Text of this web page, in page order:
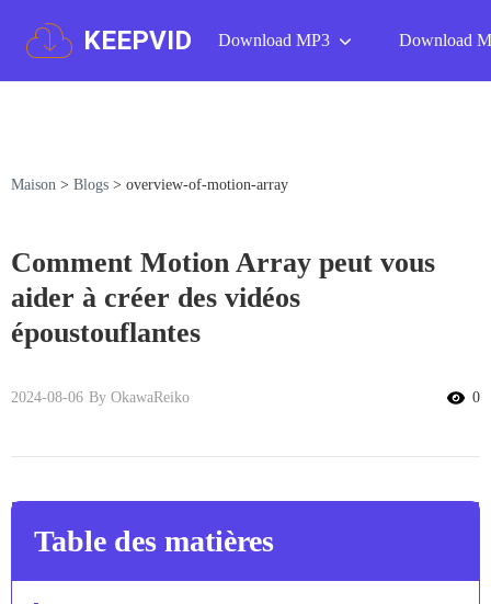
KEEPVID Download MP3 Download
Maison > Blogs > overview-of-motion-array
Comment Motion Array peut vous
aider à créer des vidéos
époustouflantes
2024-08-06 By OkawaReiko 0
Table des matières